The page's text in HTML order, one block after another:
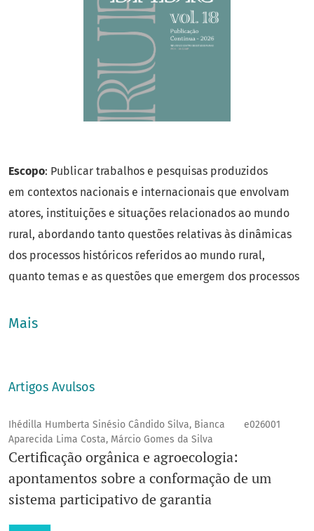
Escopo: Publicar trabalhos e pesquisas produzidos
em contextos nacionais e internacionais que envolvam
atores, instituições e situações relacionados ao mundo
rural, abordando tanto questões relativas às dinâmicas
dos processos históricos referidos ao mundo rural,
quanto temas e as questões que emergem dos processos
Qualis
e-ISSN: 2317-1480
E-mail :ruris@unicamp.br
Unidade: IFCH
Editora responsável: Nashieli Rangel Loera
Prefixo DOI: 10.53000
Mais
Artigos Avulsos
Ihédilla Humberta Sinésio Cândido Silva, Bianca
Aparecida Lima Costa, Márcio Gomes da Silva
e026001
Certificação orgânica e agroecologia:
apontamentos sobre a conformação de um
sistema participativo de garantia